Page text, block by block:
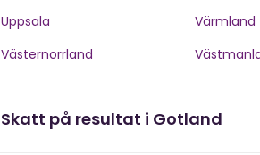
Uppsala
Värmland
Västernorrland
Skatt på resultat i Gotland